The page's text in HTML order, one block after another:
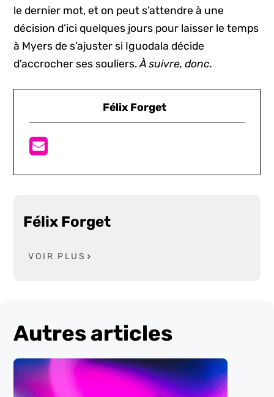
le dernier mot, et on peut s’attendre à une
décision d’ici quelques jours pour laisser le temps
à Myers de s’ajuster si Iguodala décide
d’accrocher ses souliers.À suivre, donc.
Félix Forget
Félix Forget
VOIR PLUS
Autres articles